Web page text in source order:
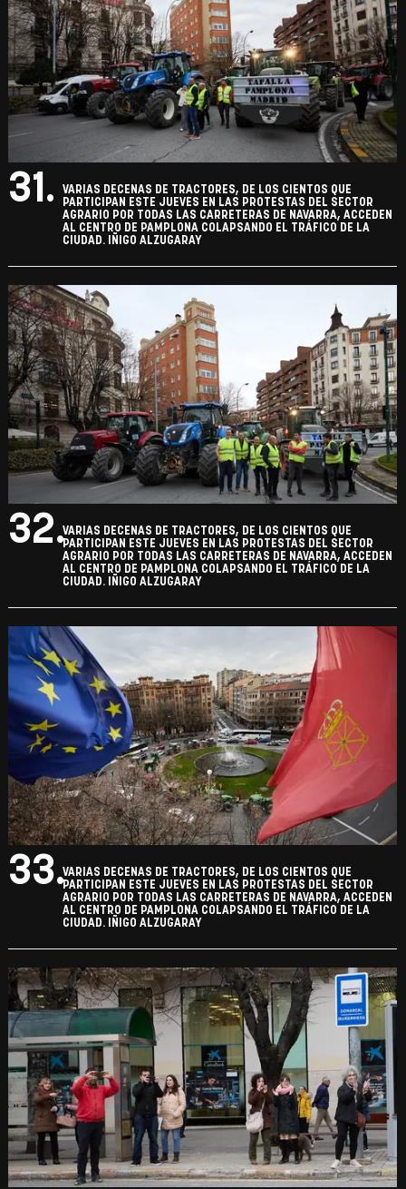
31.
VARIAS DECENAS DE TRACTORES, DE LOS CIENTOS QUE
PARTICIPAN ESTE JUEVES EN LAS PROTESTAS DEL SECTOR
AGRARIO POR TODAS LAS CARRETERAS DE NAVARRA, ACCEDEN
AL CENTRO DE PAMPLONA COLAPSANDO EL TRÁFICO DE LA
CIUDAD. IÑIGO ALZUGARAY
32.VARIAS DECENAS DE TRACTORES, DE LOS CIENTOS QUE
PARTICIPAN ESTE JUEVES EN LAS PROTESTAS DEL SECTOR
AGRARIO POR TODAS LAS CARRETERAS DE NAVARRA, ACCEDEN
AL CENTRO DE PAMPLONA COLAPSANDO EL TRÁFICO DE LA
CIUDAD. IÑIGO ALZUGARAY
33.VARIAS DECENAS DE TRACTORES, DE LOS CIENTOS QUE
PARTICIPAN ESTE JUEVES EN LAS PROTESTAS DEL SECTOR
AGRARIO POR TODAS LAS CARRETERAS DE NAVARRA, ACCEDEN
AL CENTRO DE PAMPLONA COLAPSANDO EL TRÁFICO DE LA
CIUDAD. IÑIGO ALZUGARAY